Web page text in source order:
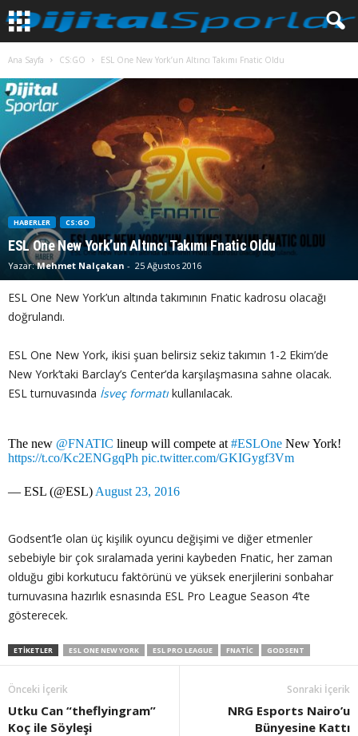
Ana Sayfa CS:GO ESL One New York’un Altıncı Takımı Fnatic Oldu
HABERLER CS:GO
ESL One New York’un Altıncı Takımı Fnatic Oldu
Yazar: Mehmet Nalçakan - 25 Ağustos 2016
ESL One New York’un altında takımının Fnatic kadrosu olacağı
doğrulandı.
ESL One New York, ikisi şuan belirsiz sekiz takımın 1-2 Ekim’de
New York’taki Barclay’s Center’da karşılaşmasına sahne olacak.
ESL turnuvasında İsveç formatı kullanılacak.
The new @FNATIC lineup will compete at #ESLOne New York!
https://t.co/Kc2ENGgqPh pic.twitter.com/GKIGygf3Vm
— ESL (@ESL) August 23, 2016
Godsent’le olan üç kişilik oyuncu değişimi ve diğer etmenler
sebebiyle bir çok sıralamada yerini kaybeden Fnatic, her zaman
olduğu gibi korkutucu faktörünü ve yüksek enerjilerini sonbahar
turnuvasına hazırlık esnasında ESL Pro League Season 4’te
gösterecek.
ETIKETLER ESL ONE NEW YORK ESL PRO LEAGUE FNATIC GODSENT
Önceki İçerik
Utku Can “theflyingram”
Koç ile Söyleşi
Sonraki İçerik
NRG Esports Nairo’u
Bünyesine Kattı